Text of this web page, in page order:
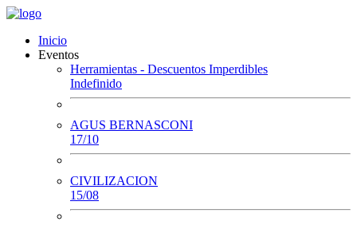
Inicio
Eventos
Herramientas - Descuentos Imperdibles
Indefinido
AGUS BERNASCONI
17/10
CIVILIZACION
15/08